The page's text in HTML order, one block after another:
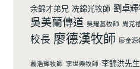
余錦才弟兄 冼錦光牧師 劉卓
吳美蘭傳道 吳耀基牧師 周克
校長 廖德漢牧師 廖金源
戴浩輝牧師 李世樂牧師 李錦洪先生